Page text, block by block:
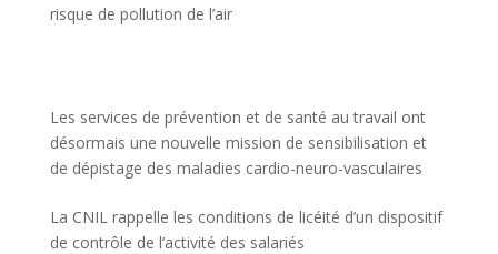
risque de pollution de l’air
Les services de prévention et de santé au travail ont
désormais une nouvelle mission de sensibilisation et
de dépistage des maladies cardio-neuro-vasculaires
La CNIL rappelle les conditions de licéité d’un dispositif
de contrôle de l’activité des salariés